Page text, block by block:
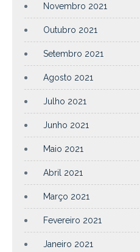
Novembro 2021
Outubro 2021
Setembro 2021
Agosto 2021
Julho 2021
Junho 2021
Maio 2021
Abril 2021
Março 2021
Fevereiro 2021
Janeiro 2021